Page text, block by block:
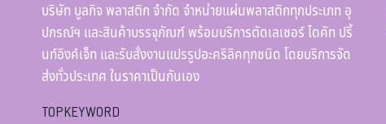
บริษัท บูลกิจ พลาสติก จำกัด จำหน่ายแผ่นพลาสติกทุกประเภท อุ
ปกรณ์ฯ และสินค้าบรรจุภัณฑ์ พร้อมบริการตัดเลเซอร์ ไดคัท ปริ้
นท์อิงค์เจ็ท และรับสั่งงานแปรรูปอะคริลิคทุกชนิด โดยบริการจัด
ส่งทั่วประเทศ ในราคาเป็นกันเอง
TOPKEYWORD